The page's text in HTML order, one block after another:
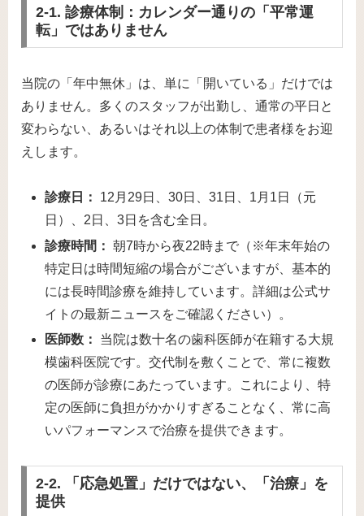
2-1. 診療体制：カレンダー通りの「平常運
転」ではありません
当院の「年中無休」は、単に「開いている」だけでは
ありません。多くのスタッフが出勤し、通常の平日と
変わらない、あるいはそれ以上の体制で患者様をお迎
えします。
診療日：
12月29日、30日、31日、1月1日（元
日）、2日、3日を含む全日。
診療時間： 朝7時から夜22時まで（※年末年始の
特定日は時間短縮の場合がございますが、基本的
には長時間診療を維持しています。詳細は公式サ
イトの最新ニュースをご確認ください）。
医師数：
当院は数十名の歯科医師が在籍する大規
模歯科医院です。交代制を敷くことで、常に複数
の医師が診療にあたっています。これにより、特
定の医師に負担がかかりすぎることなく、常に高
いパフォーマンスで治療を提供できます。
2-2. 「応急処置」だけではない、「治療」を
提供